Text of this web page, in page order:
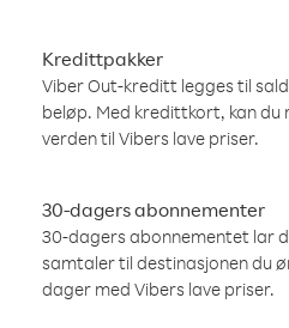
Kredittpakker
Viber Out-kreditt legges til
beløp. Med kredittkort, kan du
verden til Vibers lave priser.
30-dagers abonnementer
30-dagers abonnementet lar
samtaler til destinasjonen du
dager med Vibers lave priser.